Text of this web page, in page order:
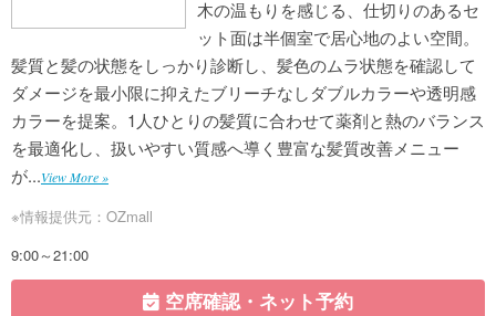
木の温もりを感じる、仕切りのあるセ
ット面は半個室で居心地のよい空間。
髪質と髪の状態をしっかり診断し、髪色のムラ状態を確認して
ダメージを最小限に抑えたブリーチなしダブルカラーや透明感
カラーを提案。1人ひとりの髪質に合わせて薬剤と熱のバランス
を最適化し、扱いやすい質感へ導く豊富な髪質改善メニュー
が...View More »
※情報提供元：OZmall
9:00～21:00
空席確認・ネット予約